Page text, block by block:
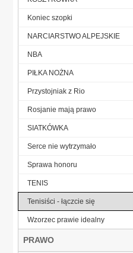
Koniec szopki
NARCIARSTWO ALPEJSKIE
NBA
PIŁKA NOŻNA
Przystojniak z Rio
Rosjanie mają prawo
SIATKÓWKA
Serce nie wytrzymało
Sprawa honoru
TENIS
Tenisiści - łączcie się
Wzorzec prawie idealny
PRAWO